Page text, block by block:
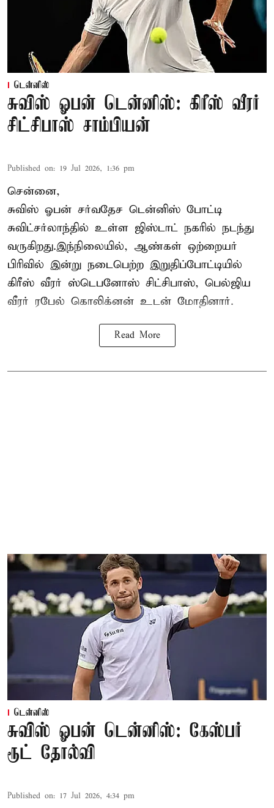
டென்னிஸ்
சுவிஸ் ஓபன் டென்னிஸ்: கிரீஸ் வீரர்
சிட்சிபாஸ் சாம்பியன்
Published on: 19 Jul 2026, 1:36 pm
சென்னை,
சுவிஸ் ஓபன் சர்வதேச டென்னிஸ் போட்டி
சுவிட்சர்லாந்தில் உள்ள ஜிஸ்டாட் நகரில் நடந்து
வருகிறது.இந்நிலையில், ஆண்கள் ஒற்றையர்
பிரிவில் இன்று நடைபெற்ற இறுதிப்போட்டியில்
கிரீஸ் வீரர் ஸ்டெபனோஸ் சிட்சிபாஸ், பெல்ஜிய
வீரர் ரபேல் கொலிக்னன் உடன் மோதினார்.
Read More
டென்னிஸ்
சுவிஸ் ஓபன் டென்னிஸ்: கேஸ்பர்
ரூட் தோல்வி
Published on: 17 Jul 2026, 4:34 pm